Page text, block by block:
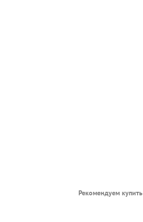
Рекомендуем купить